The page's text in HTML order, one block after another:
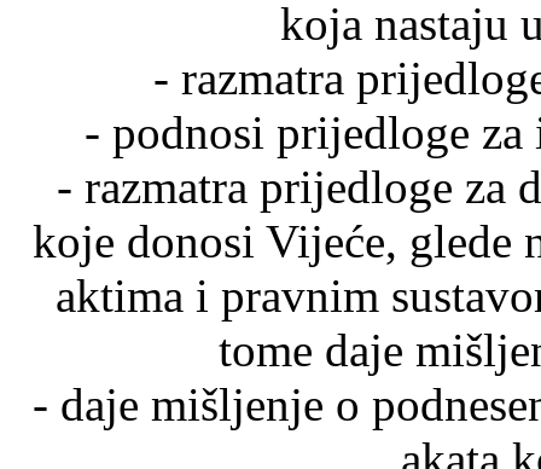
koja nastaju
- razmatra
- podnosi prijedloge
- razmatra prijedloge za
koje donosi Vijeće, glede
aktima i pravnim
tome daje
- daje mišljenje o
akata